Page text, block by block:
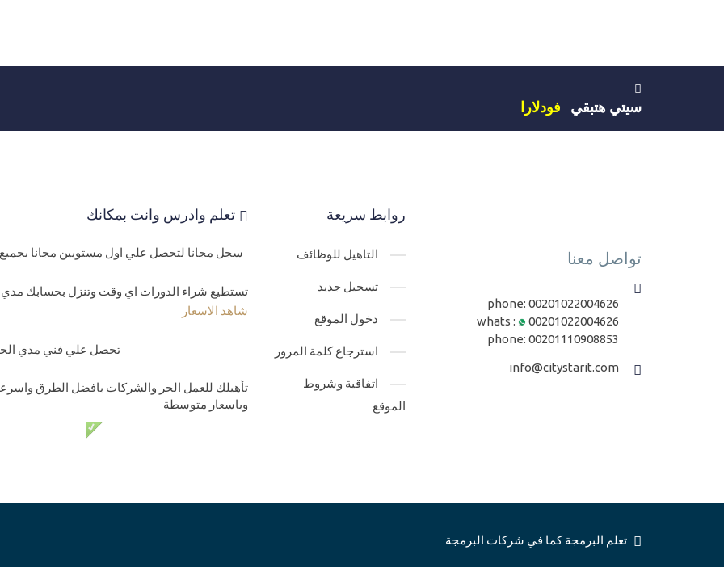
سيتي هتبقي فودلارا
تواصل معنا
phone: 00201022004626
whats :
00201022004626
phone: 00201110908853
info@citystarit.com
روابط سريعة
التاهيل للوظائف
تسجيل جديد
دخول الموقع
استرجاع كلمة المرور
اتفاقية وشروط
الموقع
تعلم وادرس وانت بمكانك
سجل مجانا لتحصل علي اول مستويين مجانا بجميع
تستطيع شراء الدورات اي وقت وتنزل بحسابك مدي
شاهد الاسعار
تحصل علي فني مدي
تأهيلك للعمل الحر والشركات بافضل الطرق
وباسعار متوسطة
تعلم البرمجة كما في شركات البرمجة